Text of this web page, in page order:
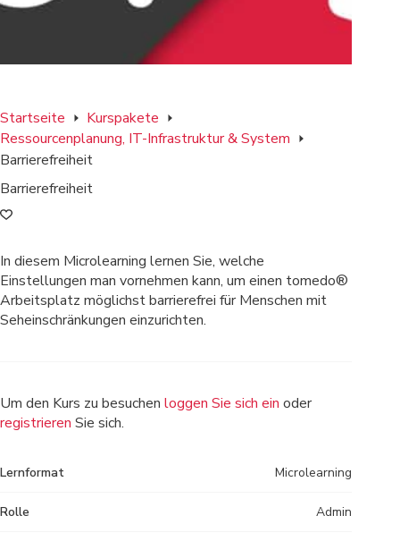
Startseite
Kurspakete
Ressourcenplanung, IT-Infrastruktur & System
Barrierefreiheit
Barrierefreiheit
In diesem Microlearning lernen Sie, welche
Einstellungen man vornehmen kann, um einen tomedo®
Arbeitsplatz möglichst barrierefrei für Menschen mit
Seheinschränkungen einzurichten.
Um den Kurs zu besuchen loggen Sie sich ein oder
registrieren Sie sich.
Lernformat Microlearning
Rolle Admin